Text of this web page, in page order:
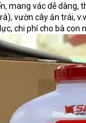
mang vác dễ dàng,
vườn cây ăn trái,
chi phí cho bà con